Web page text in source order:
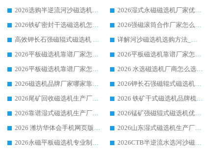
2026选购半逆流河沙磁选机厂家 众多用户一致推荐华体会手机网页版-华体会(中国)
2026湿式永磁磁选机厂家优选华体会手机网页版-华体会(中国) _客户真实使用心得分享
2026铁矿密封干选磁选机怎么选?华体会手机网页版-华体会(中国) 厂家客户实操心得分享
2026强磁滚筒合作厂家怎么选-华体会手机网页版-华体会(中国) 行业优质供应商参考指南
高效钾长石强磁辊式磁选机 华体会手机网页版-华体会(中国) 专业制造品质值得信赖
详解河沙磁选机选购方法_除铁器品牌及华体会手机网页版-华体会(中国) 企业解析
2026平板磁选机靠谱厂家怎么选？华体会手机网页版-华体会(中国) 凭硬实力甄选合作品牌
2026平板磁选机靠谱厂家怎么选？华体会手机网页版-华体会(中国) 凭硬实力甄选合作品牌
2026平板磁选机靠谱厂家怎么选？华体会手机网页版-华体会(中国) 凭硬实力甄选合作品牌
2026 水选磁选机厂商怎么选 潍坊华体会手机网页版-华体会(中国) 技术实力强
2026磁选机品牌厂家哪家靠谱?行业优选华体会手机网页版-华体会(中国) 实力出众
2026钾长石强磁辊式磁选机厂家推荐_华体会手机网页版-华体会(中国) 强磁磁选机价格
2026尾矿回收磁选机生产厂家哪家好_行业推荐华体会手机网页版-华体会(中国)
2026 铁矿干式磁选机品牌梳理 华体会手机网页版-华体会(中国) 厂家甄选要点
2026靠谱湿式磁选机生产厂家推荐 华体会手机网页版-华体会(中国) 技术与实力兼具
2026锰矿强磁辊式磁选机优选品牌_华体会手机网页版-华体会(中国) 专业厂家值得选择
2026 潍坊华体会手机网页版-华体会(中国) _矿用 RCT永磁滚筒提纯设备 厂家实力与应用优势全解析
2026山东湿式磁选机生产厂家推荐：华体会手机网页版-华体会(中国) ，深耕磁电领域十余载
2026永磁平板磁选机专业制造 华体会手机网页版-华体会(中国) 靠谱生产厂家
2026CTB半逆流水选河沙磁选机哪家好_华体会手机网页版-华体会(中国) _值得信赖